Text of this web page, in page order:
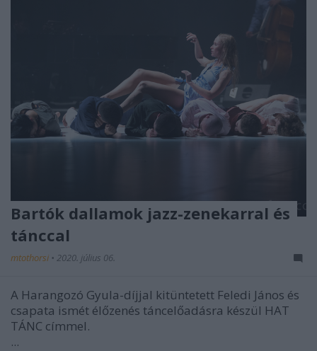
Bartók dallamok jazz-zenekarral és
tánccal
mtothorsi • 2020. július 06.
A Harangozó Gyula-díjjal kitüntetett Feledi János és
csapata ismét élőzenés táncelőadásra készül HAT
TÁNC címmel.
...